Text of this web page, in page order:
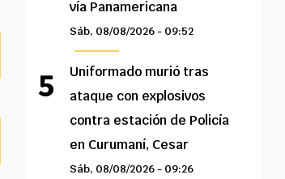
vía Panamericana
Sáb, 08/08/2026 - 09:52
Uniformado murió tras
ataque con explosivos
contra estación de Policía
en Curumaní, Cesar
Sáb, 08/08/2026 - 09:26